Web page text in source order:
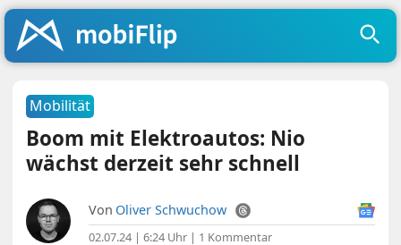
Mobilität
Boom mit Elektroautos: Nio
wächst derzeit sehr schnell
Von Oliver Schwuchow
02.07.24 | 6:24 Uhr | 1 Kommentar